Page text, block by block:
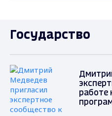
Государство
работе